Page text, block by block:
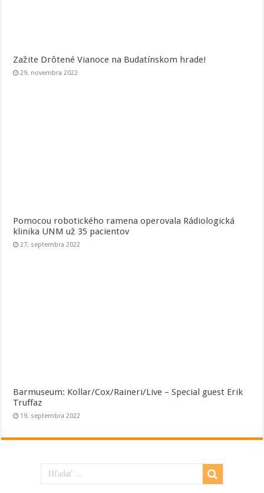
Zažite Drôtené Vianoce na Budatínskom hrade!
29. novembra 2022
Pomocou robotického ramena operovala Rádiologická
klinika UNM už 35 pacientov
27. septembra 2022
Barmuseum: Kollar/Cox/Raineri/Live – Special guest Erik
Truffaz
19. septembra 2022